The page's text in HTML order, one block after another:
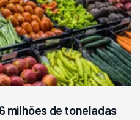
milhões de toneladas